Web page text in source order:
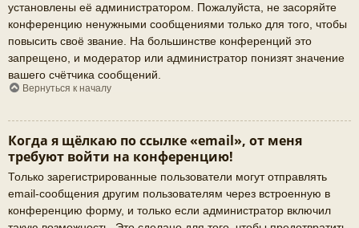
установлены её администратором. Пожалуйста, не засоряйте
конференцию ненужными сообщениями только для того, чтобы
повысить своё звание. На большинстве конференций это
запрещено, и модератор или администратор понизят значение
вашего счётчика сообщений.
Вернуться к началу
Когда я щёлкаю по ссылке «email», от меня
требуют войти на конференцию!
Только зарегистрированные пользователи могут отправлять
email-сообщения другим пользователям через встроенную в
конференцию форму, и только если администратор включил